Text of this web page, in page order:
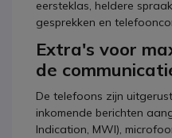
eersteklas, heldere
gesprekken en
Extra's voor
de
De telefoons zijn
inkomende berichten
Indication, MWI),